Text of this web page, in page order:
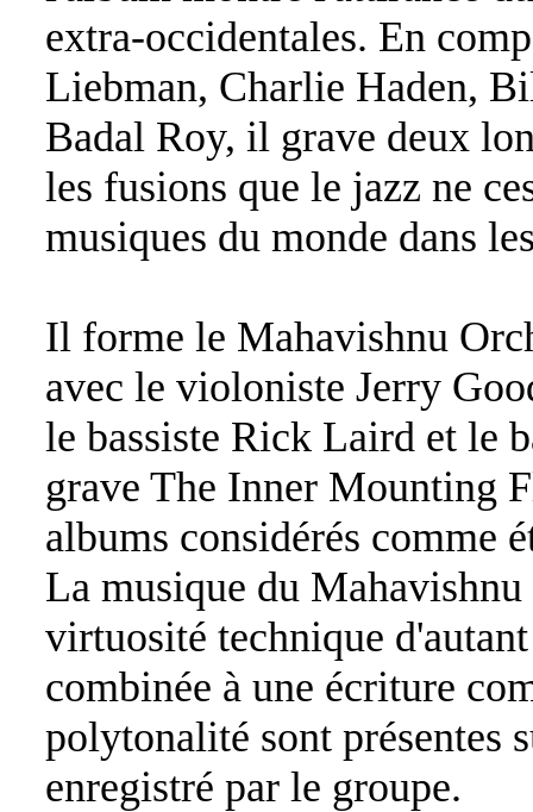
extra-occidentales. En
Liebman, Charlie Haden,
Badal Roy, il grave deux
les fusions que le jazz ne
musiques du monde dans
Il forme le Mahavishnu
avec le violoniste Jerry
le bassiste Rick Laird et le
grave The Inner Mounting
albums considérés comme
La musique du Mahavishnu
virtuosité technique
combinée à une écriture
polytonalité sont présentes
enregistré par le groupe.